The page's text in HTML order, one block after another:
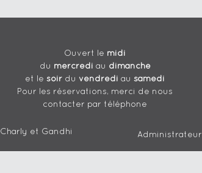
Ouvert le midi
du mercredi au dimanche
et le soir du vendredi au samedi
Pour les réservations, merci de nous
contacter par téléphone
Charly et Gandhi Administrateur